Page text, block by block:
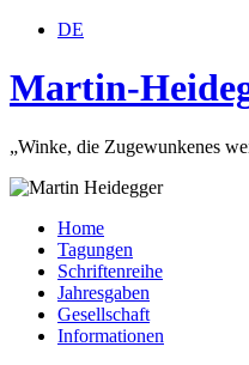
DE
Martin-
„Winke, die Zugewunkenes
Home
Tagungen
Schriftenreihe
Jahresgaben
Gesellschaft
Informationen